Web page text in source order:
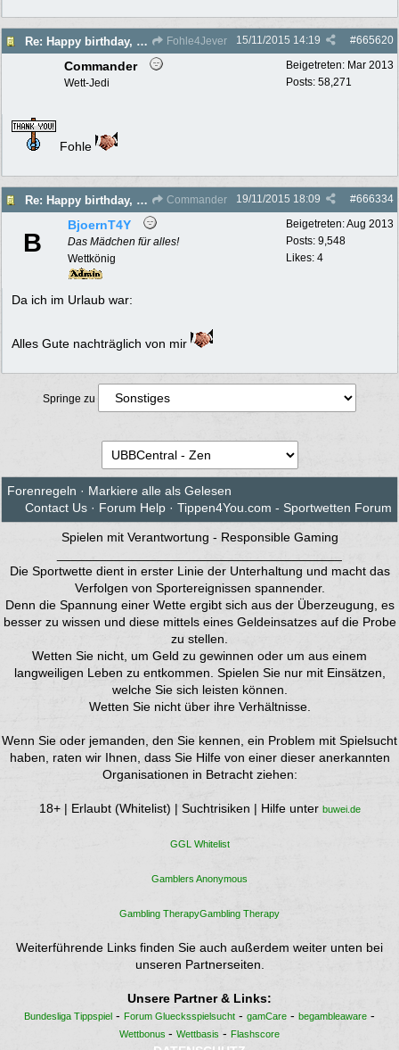
Re: Happy birthday, Commander! Fohle4Jever #665620
15/11/2015 14:19
Beigetreten: Mar 2013
Posts: 58,271
Commander
Wett-Jedi
Fohle
Re: Happy birthday, Commander! Commander #666334
19/11/2015 18:09
Beigetreten:Aug 2013
Posts: 9,548
Likes: 4
B
BjoernT4Y
Das Mädchen für alles!
Wettkönig
Da ich im Urlaub war:
Alles Gute nachträglich von mir
Springe zu
Forenregeln · Markiere alle als Gelesen
Contact Us · Forum Help · Tippen4You.com - Sportwetten Forum
Spielen mit Verantwortung - Responsible Gaming
Die Sportwette dient in erster Linie der Unterhaltung und macht das
Verfolgen von Sportereignissen spannender.
Denn die Spannung einer Wette ergibt sich aus der Überzeugung, es
besser zu wissen und diese mittels eines Geldeinsatzes auf die Probe
zu stellen.
Wetten Sie nicht, um Geld zu gewinnen oder um aus einem
langweiligen Leben zu entkommen. Spielen Sie nur mit Einsätzen,
welche Sie sich leisten können.
Wetten Sie nicht über ihre Verhältnisse.
Wenn Sie oder jemanden, den Sie kennen, ein Problem mit Spielsucht
haben, raten wir Ihnen, dass Sie Hilfe von einer dieser anerkannten
Organisationen in Betracht ziehen:
18+ | Erlaubt (Whitelist) | Suchtrisiken | Hilfe unter buwei.de
GGL Whitelist
Gamblers Anonymous
Gambling TherapyGambling Therapy
Weiterführende Links finden Sie auch außerdem weiter unten bei
unseren Partnerseiten.
Unsere Partner & Links:
Bundesliga Tippspiel - Forum Gluecksspielsucht - gamCare - begambleaware -
Wettbonus - Wettbasis - Flashscore